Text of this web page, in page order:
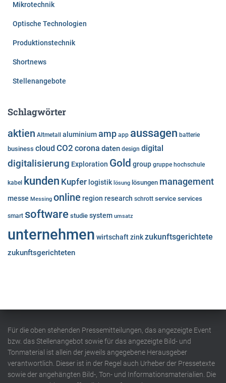
Mikrotechnik
Optische Technologien
Produktionstechnik
Shortnews
Stellenangebote
Schlagwörter
aktien Altmetall aluminiumamp app aussagen batterie
business cloud CO2 corona daten design digital
digitalisierung Exploration Gold group gruppe hochschule
kabel kunden Kupfer logistik lösung lösungen management
messe Messing online region research schrott service services
smart software studie system umsatz
unternehmen wirtschaftzinkzukunftsgerichtete
zukunftsgerichteten
Für die oben stehenden Pressemitteilungen, das angezeigte Event
bzw. das Stellenangebot sowie für das angezeigte Bild- und
Tonmaterial ist allein der jeweils angegebene Herausgeber
verantwortlich. Dieser ist in der Regel auch Urheber der Pressetexte
sowie der angehängten Bild-, Ton- und Informationsmaterialien. Die